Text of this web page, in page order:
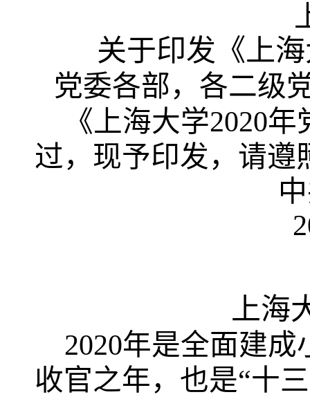
关于印发《上
党委各部，各二级
《上海大学2020
过，现予印发，请遵
上海
2020年是全面建
收官之年，也是“十